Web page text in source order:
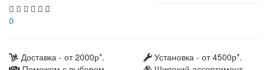
0
Доставка - от 2000р*.
Установка - от 4500р*.